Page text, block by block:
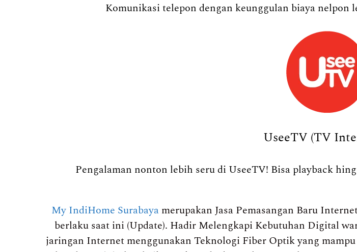
Komunikasi telepon dengan keunggulan biaya
UseeTV (TV
Pengalaman nonton lebih seru di UseeTV! Bisa playback
My IndiHome Surabayamerupakan Jasa Pemasangan Baru
berlaku saat ini (Update). Hadir Melengkapi Kebutuhan Digital
jaringan Internet menggunakan Teknologi Fiber Optik yang